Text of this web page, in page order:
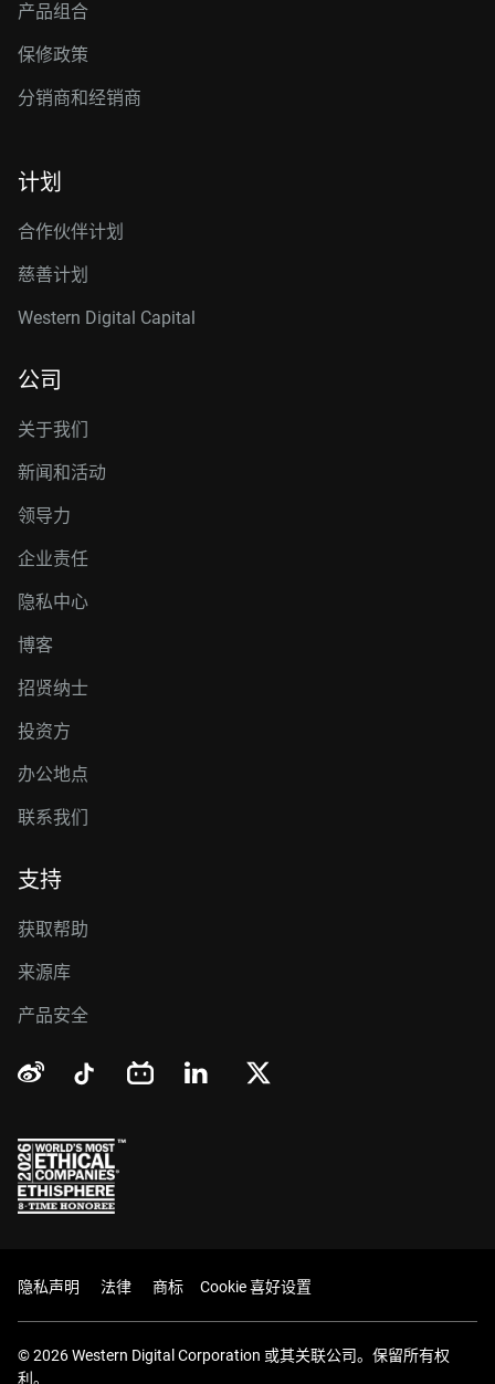
产品组合
保修政策
分销商和经销商
计划
合作伙伴计划
慈善计划
Western Digital Capital
公司
关于我们
新闻和活动
领导力
企业责任
隐私中心
博客
招贤纳士
投资方
办公地点
联系我们
支持
获取帮助
来源库
产品安全
隐私声明 法律 商标 Cookie 喜好设置
© 2026 Western Digital Corporation 或其关联公司。保留所有权
利。